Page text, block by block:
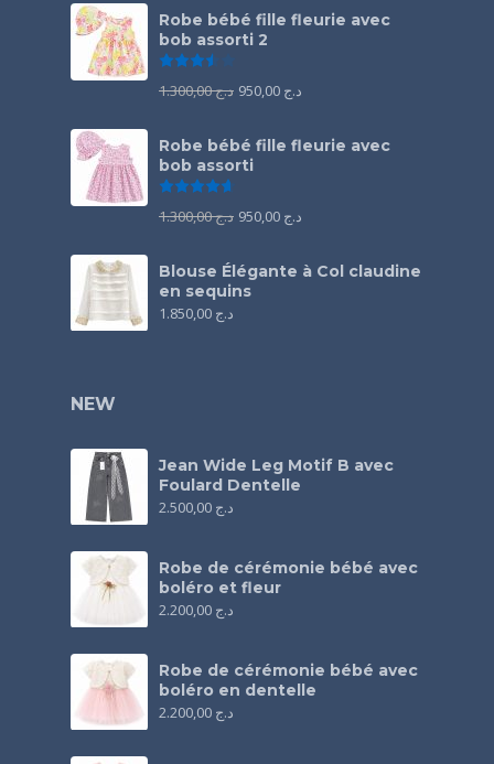
Robe bébé fille fleurie avec
bob assorti 2
د.ج1.300,00 د.ج
Robe bébé fille fleurie avec
bob assorti
د.ج1.300,00 د.ج
Blouse Élégante à Col claudine
en sequins
د.ج
NEW
Jean Wide Leg Motif B avec
Foulard Dentelle
د.ج
Robe de cérémonie bébé avec
boléro et fleur
د.ج
Robe de cérémonie bébé avec
boléro en dentelle
د.ج